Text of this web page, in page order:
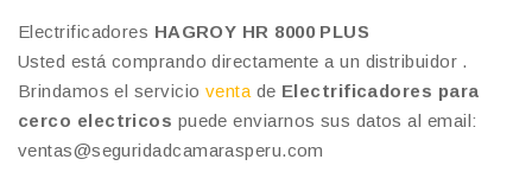
Electrificadores HAGROY HR 8000 PLUS
Usted está comprando directamente a un distribuidor .
Brindamos el servicio venta de Electrificadores para
cerco electricos puede enviarnos sus datos al email:
ventas@seguridadcamarasperu.com